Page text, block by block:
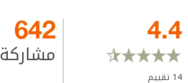
4.4
14 تقييم
642
مشاركة